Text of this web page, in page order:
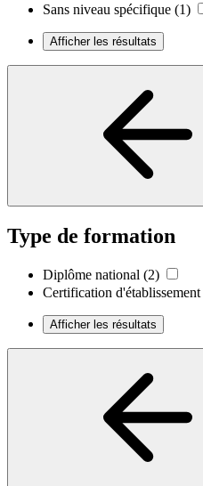
Sans niveau spécifique (1)
Afficher les résultats
Type de formation
Diplôme national (2)
Certification d'établissement
Afficher les résultats